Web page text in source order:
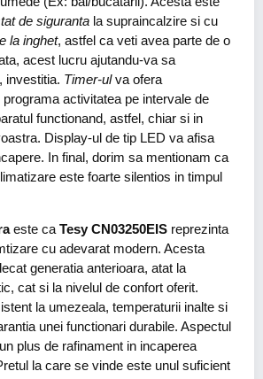
de siguranta la supraincalzire si cu
la inghet, astfel ca veti avea parte de o
acest lucru ajutandu-va sa
investitia. Timer-ulva ofera
programa activitatea pe intervale de
functionand, astfel, chiar si in
Display-ul de tip LED va afisa
In final, dorim sa mentionam ca
este foarte silentios in timpul
este ca Tesy CN03250EIS reprezinta
cu adevarat modern. Acesta
generatia anterioara, atat la
cat si la nivelul de confort oferit.
la umezeala, temperaturii inalte si
unei functionari durabile. Aspectul
plus de rafinament in incaperea
la care se vinde este unul suficient